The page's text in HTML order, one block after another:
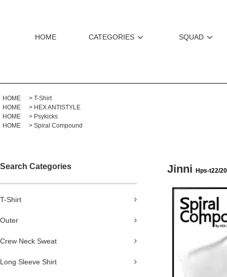
HOME CATEGORIES SQUAD
HOME > T-Shirt
HOME
> HEX ANTISTYLE
HOME
> Psykicks
HOME
> Spiral Compound
Search Categories
T-Shirt
Outer
Crew Neck Sweat
Long Sleeve Shirt
Jinni Hps-t22/